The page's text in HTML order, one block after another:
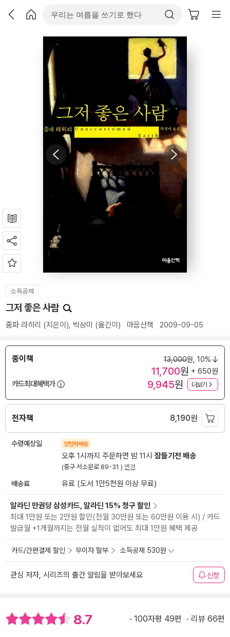
소득공제
그저 좋은 사람
줌파 라히리 (지은이), 박상미 (옮긴이) 마음산책 2009-09-05
종이책 13,000원, 10%
11,700원 + 650원
카드최대혜택가
9,945원 더보기
전자책 8,190원
수령예상일 양탄자배송
오후 1시까지 주문하면 밤 11시 잠들기전 배송
(중구 서소문로 89-31 ) 변경
배송료 유료 (도서 1만5천원 이상 무료)
알라딘 만권당 삼성카드, 알라딘 15% 청구 할인
최대 1만원 또는 2만원 할인(전월 30만원 또는 60만원 이용 시) / 카드
발급월 +1개월까지는 전월 실적이 없어도 최대 1만원 혜택 제공
카드/간편결제 할인 무이자 할부 소득공제 530원
관심 저자, 시리즈의 출간 알림을 받아보세요 신청
8.7 100자평 49편 리뷰 66편